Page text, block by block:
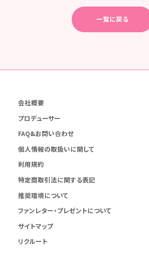
一覧に戻る
会社概要
プロデューサー
FAQ&お問い合わせ
個人情報の取扱いに関して
利用規約
特定商取引法に関する表記
推奨環境について
ファンレター・プレゼントについて
サイトマップ
リクルート